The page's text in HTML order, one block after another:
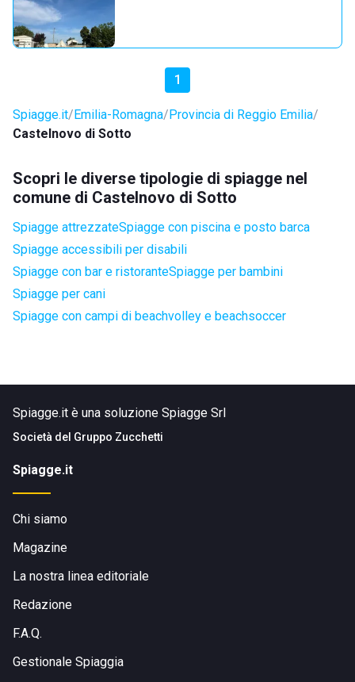
1
Spiagge.it Emilia-Romagna Provincia di Reggio Emilia
Castelnovo di Sotto
Scopri le diverse tipologie di spiagge nel
comune di Castelnovo di Sotto
Spiagge attrezzateSpiagge con piscina e posto barca
Spiagge accessibili per disabili
Spiagge con bar e ristoranteSpiagge per bambini
Spiagge per cani
Spiagge con campi di beachvolley e beachsoccer
Spiagge.it è una soluzione Spiagge Srl
Società del Gruppo Zucchetti
Spiagge.it
Chi siamo
Magazine
La nostra linea editoriale
Redazione
F.A.Q.
Gestionale Spiaggia